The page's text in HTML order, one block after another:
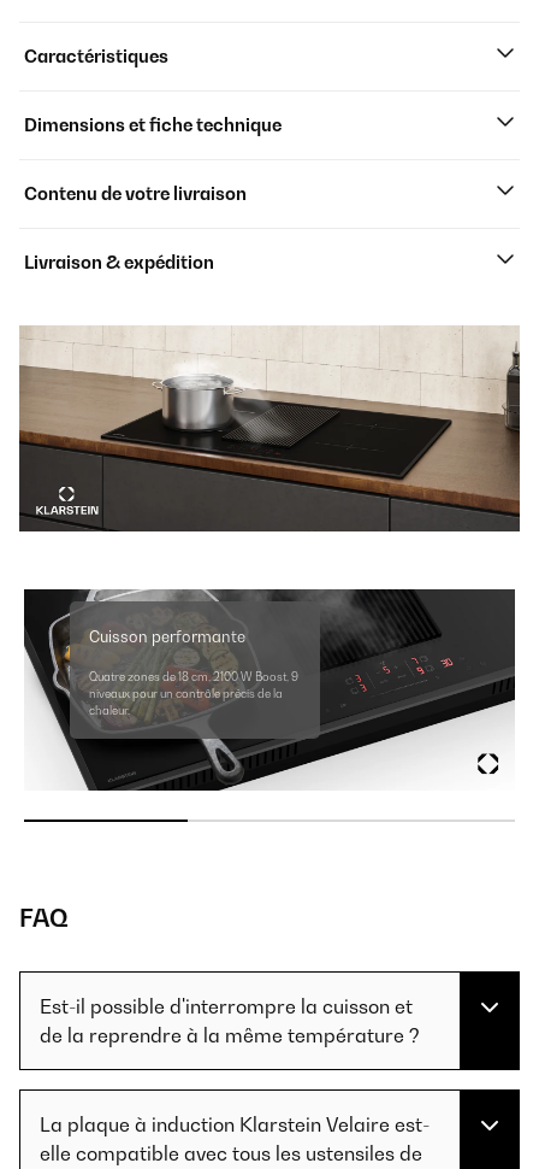
Caractéristiques
Dimensions et fiche technique
Contenu de votre livraison
Livraison & expédition
Cuisson performante
Quatre zones de 18 cm, 2100 W Boost, 9
niveaux pour un contrôle précis de la
chaleur.
FAQ
Est-il possible d'interrompre la cuisson et
de la reprendre à la même température ?
La plaque à induction Klarstein Velaire est-
elle compatible avec tous les ustensiles de